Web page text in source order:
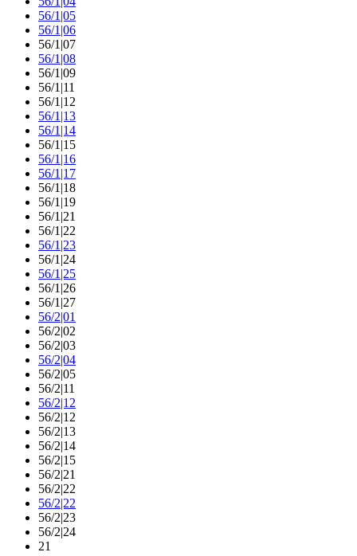
56/1|05
56/1|06
56/1|07
56/1|08
56/1|09
56/1|11
56/1|12
56/1|13
56/1|14
56/1|15
56/1|16
56/1|17
56/1|18
56/1|19
56/1|21
56/1|22
56/1|23
56/1|24
56/1|25
56/1|26
56/1|27
56/2|01
56/2|02
56/2|03
56/2|04
56/2|05
56/2|11
56/2|12
56/2|12
56/2|13
56/2|14
56/2|15
56/2|21
56/2|22
56/2|22
56/2|23
56/2|24
21